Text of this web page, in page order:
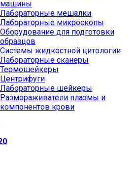
машины
Лабораторные мешалки
Лабораторные микроскопы
Оборудование для подготовки
образцов
Системы жидкостной цитологии
Лабораторные сканеры
Термошейкеры
Центрифуги
Лабораторные шейкеры
Размораживатели плазмы и
компонентов крови